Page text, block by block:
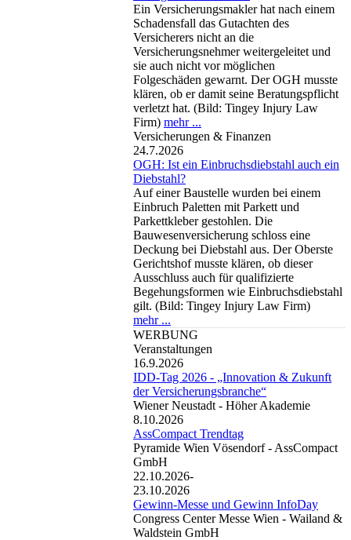
Ein Versicherungsmakler hat nach einem
Schadensfall das Gutachten des
Versicherers nicht an die
Versicherungsnehmer weitergeleitet und
sie auch nicht vor möglichen
Folgeschäden gewarnt. Der OGH musste
klären, ob er damit seine Beratungspflicht
verletzt hat. (Bild: Tingey Injury Law
Firm) mehr ...
Versicherungen & Finanzen
24.7.2026
OGH: Ist ein Einbruchsdiebstahl auch ein
Diebstahl?
Auf einer Baustelle wurden bei einem
Einbruch Paletten mit Parkett und
Parkettkleber gestohlen. Die
Bauwesenversicherung schloss eine
Deckung bei Diebstahl aus. Der Oberste
Gerichtshof musste klären, ob dieser
Ausschluss auch für qualifizierte
Begehungsformen wie Einbruchsdiebstahl
gilt. (Bild: Tingey Injury Law Firm)
mehr ...
WERBUNG
Veranstaltungen
16.9.2026
IDD-Tag 2026 - „Innovation & Zukunft
der Versicherungsbranche“
Wiener Neustadt - Höher Akademie
8.10.2026
AssCompact Trendtag
Pyramide Wien Vösendorf - AssCompact
GmbH
22.10.2026-
23.10.2026
Gewinn-Messe und Gewinn InfoDay
Congress Center Messe Wien - Wailand &
Waldstein GmbH